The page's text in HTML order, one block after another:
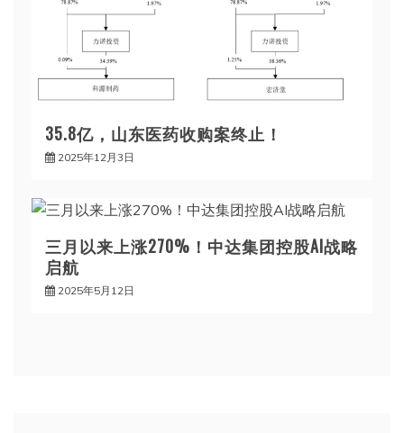
35.8亿，山东医药收购案终止！
2025年12月3日
三月以来上涨270%！中达集团控股AI战略
启航
2025年5月12日